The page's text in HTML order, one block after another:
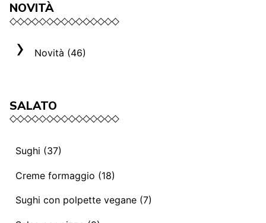
NOVITÀ
Novità (46)
SALATO
Sughi (37)
Sughi e ragù vegani (13)
Mediterranei (3)
Sughi e ragù (14)
Creme formaggio (18)
La selezione Roma (3)
Sughi con polpette vegane (7)